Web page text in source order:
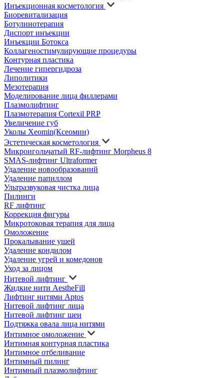
Инъекционная косметология
Биоревитализация
Ботулинотерапия
Диспорт инъекции
Инъекции Ботокса
Коллагеностимулирующие процедуры
Контурная пластика
Лечение гипергидроза
Липолитики
Мезотерапия
Моделирование лица филлерами
Плазмолифтинг
Плазмотерапия Cortexil PRP
Увеличение губ
Уколы Xeomin(Ксеомин)
Эстетическая косметология
Микроигольчатый RF-лифтинг Morpheus 8
SMAS-лифтинг Ultraformer
Удаление новообразований
Удаление папиллом
Ультразвуковая чистка лица
Пилинги
RF лифтинг
Коррекция фигуры
Микротоковая терапия для лица
Омоложение
Прокалывание ушей
Удаление кондилом
Удаление угрей и комедонов
Уход за лицом
Нитевой лифтинг
Жидкие нити AestheFill
Лифтинг нитями Aptos
Нитевой лифтинг лица
Нитевой лифтинг шеи
Подтяжка овала лица нитями
Интимное омоложение
Интимная контурная пластика
Интимное отбеливание
Интимный пилинг
Интимный плазмолифтинг